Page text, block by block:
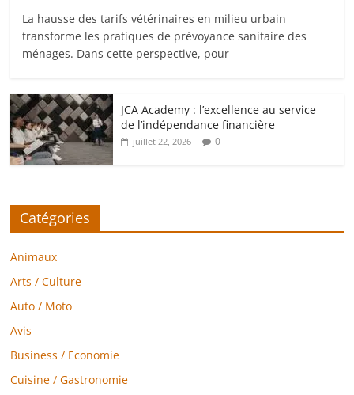
La hausse des tarifs vétérinaires en milieu urbain
transforme les pratiques de prévoyance sanitaire des
ménages. Dans cette perspective, pour
JCA Academy : l’excellence au service
de l’indépendance financière
juillet 22, 2026 0
Catégories
Animaux
Arts / Culture
Auto / Moto
Avis
Business / Economie
Cuisine / Gastronomie